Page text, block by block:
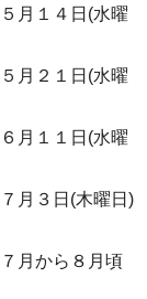
月１４日(水曜
月２１日(水曜
月１１日(水曜
月３日(木曜日)
月から８月頃